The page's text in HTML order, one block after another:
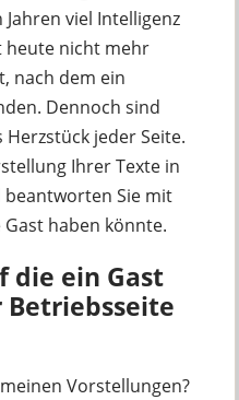
viel Intelligenz
heute nicht mehr
nach dem ein
Dennoch sind
jeder Seite.
Ihrer Texte in
Sie mit
haben könnte.
die ein Gast
Vorstellungen?